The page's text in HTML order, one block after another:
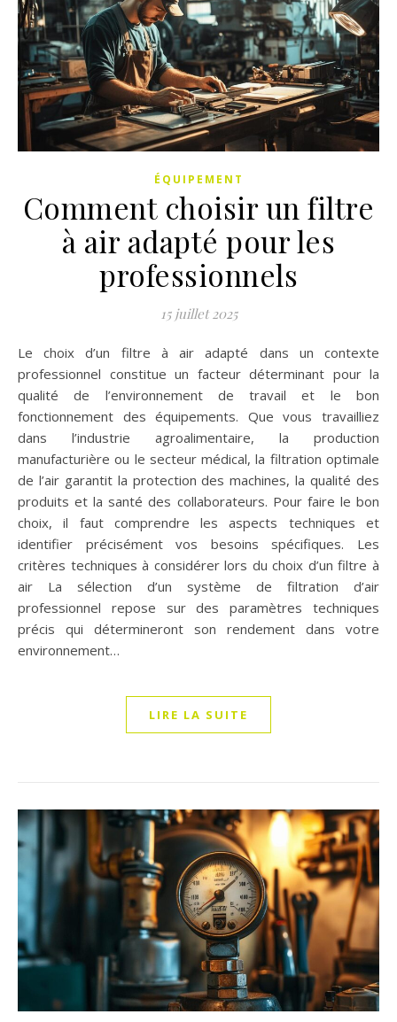
ÉQUIPEMENT
Comment choisir un filtre
à air adapté pour les
professionnels
15 juillet 2025
Le choix d’un filtre à air adapté dans un contexte
professionnel constitue un facteur déterminant pour la
qualité de l’environnement de travail et le bon
fonctionnement des équipements. Que vous travailliez
dans l’industrie agroalimentaire, la production
manufacturière ou le secteur médical, la filtration optimale
de l’air garantit la protection des machines, la qualité des
produits et la santé des collaborateurs. Pour faire le bon
choix, il faut comprendre les aspects techniques et
identifier précisément vos besoins spécifiques. Les
critères techniques à considérer lors du choix d’un filtre à
air La sélection d’un système de filtration d’air
professionnel repose sur des paramètres techniques
précis qui détermineront son rendement dans votre
environnement…
LIRE LA SUITE